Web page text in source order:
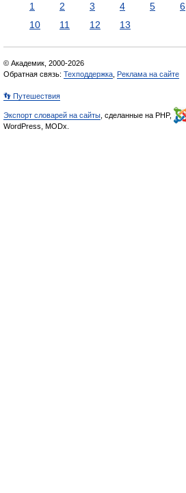
1 2 3 4 5 6
10
11 12 13
© Академик, 2000-2026
Обратная связь: Техподдержка Реклама на сайте
👣 Путешествия
Экспорт словарей на сайты , сделанные на PHP,
WordPress, MODx.